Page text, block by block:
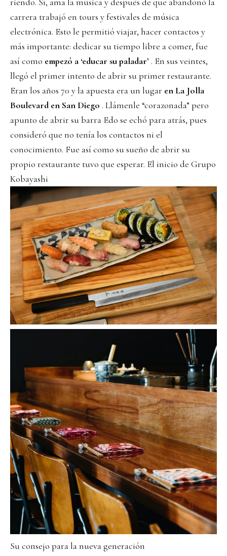
carrera trabajó en tours y festivales de música
electrónica. Esto le permitió viajar, hacer contactos y
más importante: dedicar su tiempo libre a comer, fue
así como empezó a ‘educar su paladar’ . En sus veintes,
llegó el primer intento de abrir su primer restaurante.
Eran los años 70 y la apuesta era un lugar en La Jolla
Boulevard en San Diego . Llámenle “corazonada” pero
apunto de abrir su barra Edo se echó para atrás, pues
consideró que no tenía los contactos ni el
conocimiento. Fue así como su sueño de abrir su
propio restaurante tuvo que esperar. El inicio de Grupo
Kobayashi
Su consejo para la nueva generación